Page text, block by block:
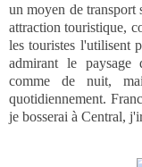
un moyen de transport
attraction touristique,
les touristes l'utilisent
admirant le
comme de nuit,
quotidiennement.
je bosserai à Central,